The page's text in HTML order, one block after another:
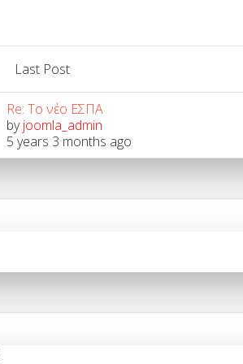
Last Post
Re: Το νέο ΕΣΠΑ
byjoomla_admin
5 years 3 months ago